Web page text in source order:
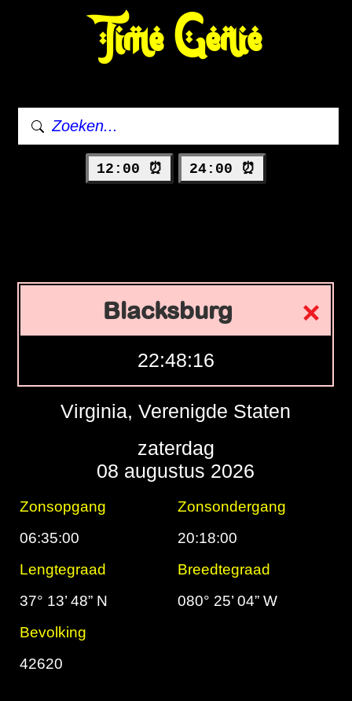
Time Genie
12:00 ⏰ 24:00 ⏰
Blacksburg
22:48:17
Virginia, Verenigde Staten
zaterdag
08 augustus 2026
Zonsopgang
Zonsondergang
06:35:00
20:18:00
Lengtegraad
Breedtegraad
37° 13’ 48” N
080° 25’ 04” W
Bevolking
42620